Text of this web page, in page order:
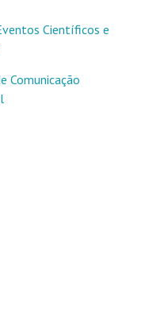
Científicos e
Comunicação